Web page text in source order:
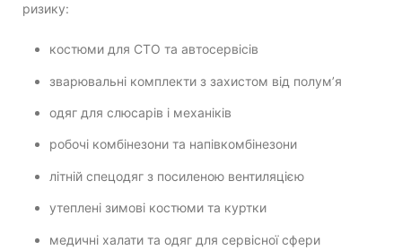
ризику:
костюми для СТО та автосервісів
зварювальні комплекти з захистом від полум’я
одяг для слюсарів і механіків
робочі комбінезони та напівкомбінезони
літній спецодяг з посиленою вентиляцією
утеплені зимові костюми та куртки
медичні халати та одяг для сервісної сфери